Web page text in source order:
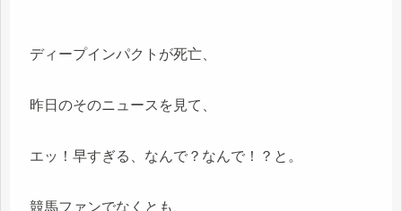
ディープインパクトが死亡、
昨日のそのニュースを見て、
エッ！早すぎる、なんで？なんで！？と。
競馬ファンでなくとも、